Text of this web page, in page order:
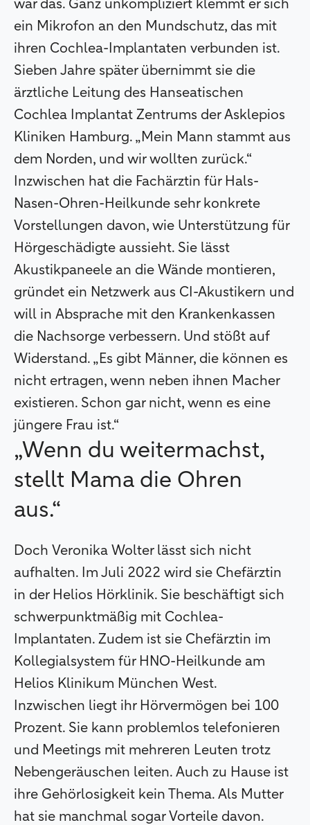
war das. Ganz unkompliziert klemmt er sich
ein Mikrofon an den Mundschutz, das mit
ihren Cochlea-Implantaten verbunden ist.
Sieben Jahre später übernimmt sie die
ärztliche Leitung des Hanseatischen
Cochlea Implantat Zentrums der Asklepios
Kliniken Hamburg. „Mein Mann stammt aus
dem Norden, und wir wollten zurück.“
Inzwischen hat die Fachärztin für Hals-
Nasen-Ohren-Heilkunde sehr konkrete
Vorstellungen davon, wie Unterstützung für
Hörgeschädigte aussieht. Sie lässt
Akustikpaneele an die Wände montieren,
gründet ein Netzwerk aus CI-Akustikern und
will in Absprache mit den Krankenkassen
die Nachsorge verbessern. Und stößt auf
Widerstand. „Es gibt Männer, die können es
nicht ertragen, wenn neben ihnen Macher
existieren. Schon gar nicht, wenn es eine
jüngere Frau ist.“
„Wenn du weitermachst,
stellt Mama die Ohren
aus.“
Doch Veronika Wolter lässt sich nicht
aufhalten. Im Juli 2022 wird sie Chefärztin
in der Helios Hörklinik. Sie beschäftigt sich
schwerpunktmäßig mit Cochlea-
Implantaten. Zudem ist sie Chefärztin im
Kollegialsystem für HNO-Heilkunde am
Helios Klinikum München West.
Inzwischen liegt ihr Hörvermögen bei 100
Prozent. Sie kann problemlos telefonieren
und Meetings mit mehreren Leuten trotz
Nebengeräuschen leiten. Auch zu Hause ist
ihre Gehörlosigkeit kein Thema. Als Mutter
hat sie manchmal sogar Vorteile davon.